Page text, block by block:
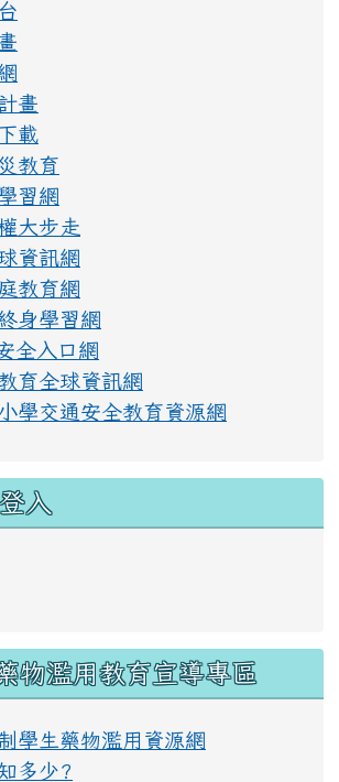
畫
載
教育
習網
大步走
資訊網
教育網
身學習網
全入口網
育全球資訊網
學交通安全教育資源網
入
物濫用教育宣導專區
學生藥物濫用資源網
多少?